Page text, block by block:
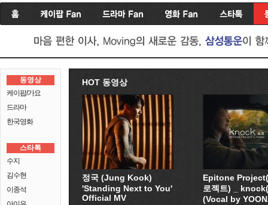
동영상
케이팝/가요
드라마
한국영화
스타톡
수지
김수현
이종석
HOT 동영상
정국 (Jung Kook)
'Standing Next to You'
Official MV
Epitone
로젝트) _
(Vocal by